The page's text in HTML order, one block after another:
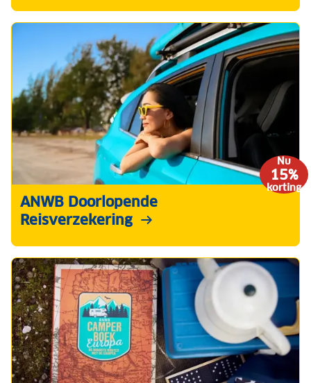
Nu
15%
korting
ANWB Doorlopende
Reisverzekering